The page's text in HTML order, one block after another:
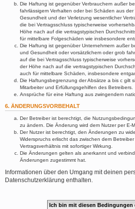
Die Haftung ist gegenüber Verbrauchern außer
fahrlässigem Verhalten oder bei Schäden aus
Gesundheit und der Verletzung wesentlicher
die bei Vertragsschluss typischerweise
Höhe nach auf die vertragstypischen
für mittelbare Folgeschäden wie insbesondere
Die Haftung ist gegenüber Unternehmern außer
und Gesundheit oder vorsätzlichem oder grob
auf die bei Vertragsschluss typischerweise
der Höhe nach auf die vertragstypischen
auch für mittelbare Schäden, insbesondere
Die Haftungsbegrenzung der Absätze a bis c gilt
Mitarbeiter und Erfüllungsgehilfen des Betreibers.
Ansprüche für eine Haftung aus zwingendem
6. ÄNDERUNGSVORBEHALT
Der Betreiber ist berechtigt, die
zu ändern. Die Änderung wird dem Nutzer per E-
Der Nutzer ist berechtigt, den Änderungen zu
Widerspruchs erlischt das zwischen dem
Vertragsverhältnis mit sofortiger Wirkung.
Die Änderungen gelten als anerkannt und
Änderungen zugestimmt hat.
Informationen über den Umgang mit deinen
Datenschutzerklärung enthalten.